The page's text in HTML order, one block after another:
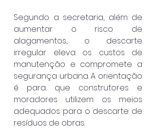
Segundo a secretaria, além de
aumentar o risco de
alagamentos, o descarte
irregular eleva os custos de
manutenção e compromete a
segurança urbana. A orientação
é para que construtores e
moradores utilizem os meios
adequados para o descarte de
resíduos de obras.